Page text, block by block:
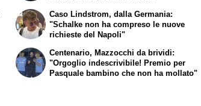
Caso Lindstrom, dalla Germania:
"Schalke non ha compreso le nuove
richieste del Napoli"
Centenario, Mazzocchi da brividi:
"Orgoglio indescrivibile! Premio per
Pasquale bambino che non ha mollato"